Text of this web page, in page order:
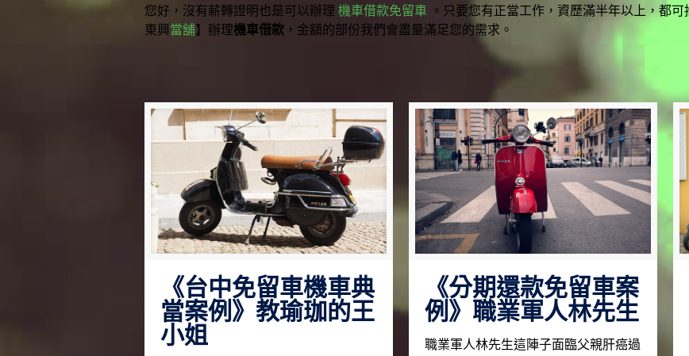
您好，沒有薪轉證明也是可以辦理 機車借款免留車 。只要您有正當工作，資歷滿半年以上，都
東興當舖】辦理機車借款 ，金額的部份我們會盡量滿足您的需求。
《台中免留車機車典
當案例》教瑜珈的王
小姐
《分期還款免留車案
例》職業軍人林先生
職業軍人林先生這陣子面臨父親肝癌過